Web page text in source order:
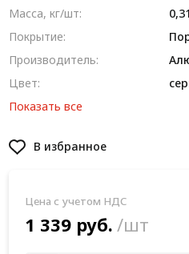
Масса, кг/шт:
Покрытие:
Производитель:
Цвет:
Показать все
В избранное
Цена с учетом НДС
1 339 руб. /шт